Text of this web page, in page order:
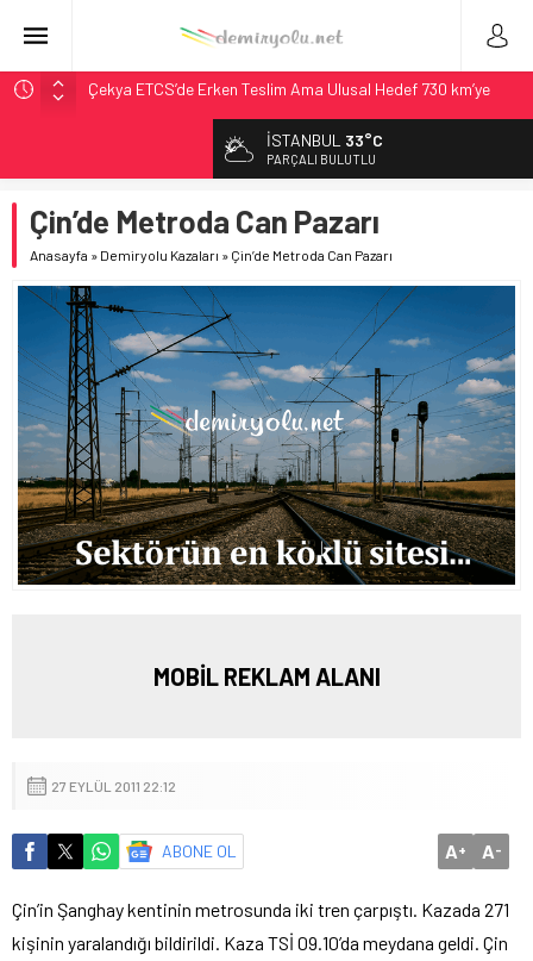
Çekya ETCS’de Erken Teslim Ama Ulusal Hedef 730 km’ye
České dráhy 101 Yaşındaki Buharlıyı Šumava Seferlerine
Brescia 426 Milyon Euro’luk Tramvay İnşaatına Başladı
Puja
Madrid Atocha’da 56 Milyon Euro’luk Yenileme: Sol Tüneli
%33 Kapasite Artışı
İSTANBUL 33°C
PARÇALI BULUTLU
Çin’de Metroda Can Pazarı
Anasayfa » Demiryolu Kazaları » Çin’de Metroda Can Pazarı
MOBİL REKLAM ALANI
27 EYLÜL 2011 22:12
ABONE OL A+ A-
Çin’in Şanghay kentinin metrosunda iki tren çarpıştı. Kazada 271
kişinin yaralandığı bildirildi. Kaza TSİ 09.10’da meydana geldi. Çin